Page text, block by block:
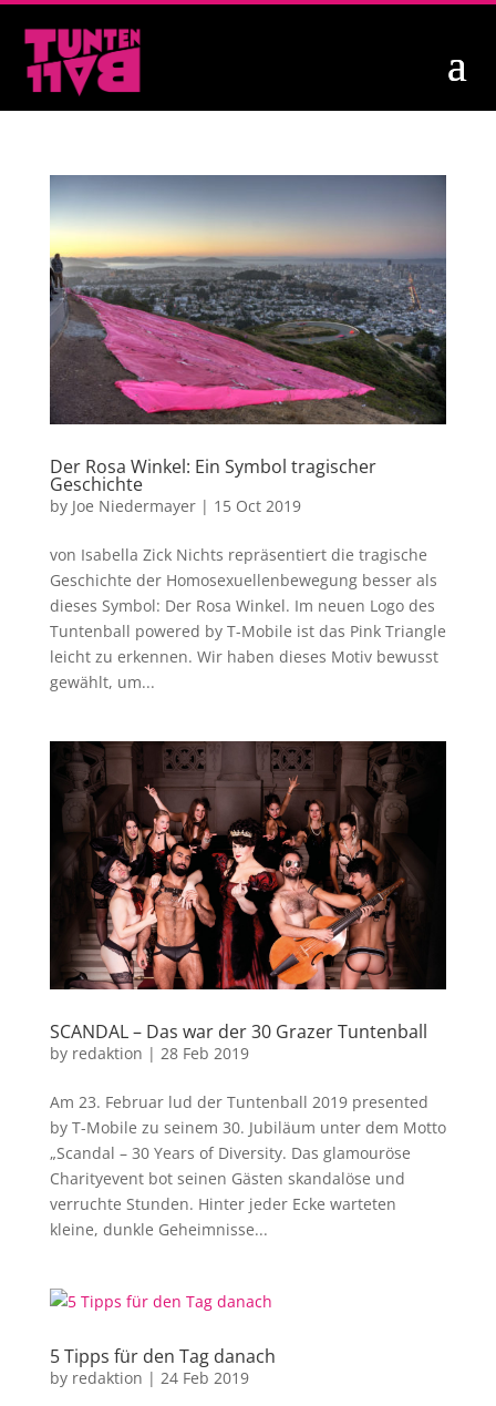
Der Rosa Winkel: Ein Symbol tragischer
Geschichte
by Joe Niedermayer| 15 Oct 2019
von Isabella Zick Nichts repräsentiert die tragische
Geschichte der Homosexuellenbewegung besser als
dieses Symbol: Der Rosa Winkel. Im neuen Logo des
Tuntenball powered by T-Mobile ist das Pink Triangle
leicht zu erkennen. Wir haben dieses Motiv bewusst
gewählt, um...
SCANDAL – Das war der 30 Grazer Tuntenball
by redaktion | 28 Feb 2019
Am 23. Februar lud der Tuntenball 2019 presented
by T-Mobile zu seinem 30. Jubiläum unter dem Motto
„Scandal – 30 Years of Diversity. Das glamouröse
Charityevent bot seinen Gästen skandalöse und
verruchte Stunden. Hinter jeder Ecke warteten
kleine, dunkle Geheimnisse...
5 Tipps für den Tag danach
by redaktion | 24 Feb 2019